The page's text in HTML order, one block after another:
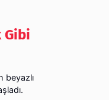
Gibi
beyazlı